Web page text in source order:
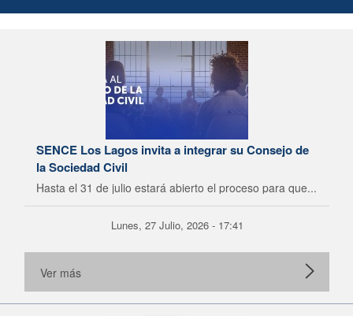
SENCE Los Lagos invita a integrar su Consejo de
la Sociedad Civil
Hasta el 31 de julio estará abierto el proceso para que...
Lunes, 27 Julio, 2026 - 17:41
Ver más